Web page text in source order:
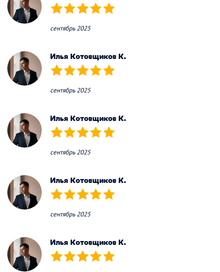
(*) (*) (*) (*) (*)
сентябрь 2025
Илья Котовщиков К.
(*) (*) (*) (*) (*)
сентябрь 2025
Илья Котовщиков К.
(*) (*) (*) (*) (*)
сентябрь 2025
Илья Котовщиков К.
(*) (*) (*) (*) (*)
сентябрь 2025
Илья Котовщиков К.
(*) (*) (*) (*) (*)